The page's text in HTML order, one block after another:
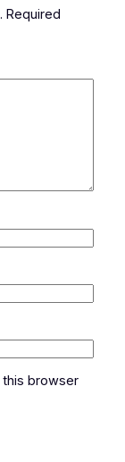
Required
this browser